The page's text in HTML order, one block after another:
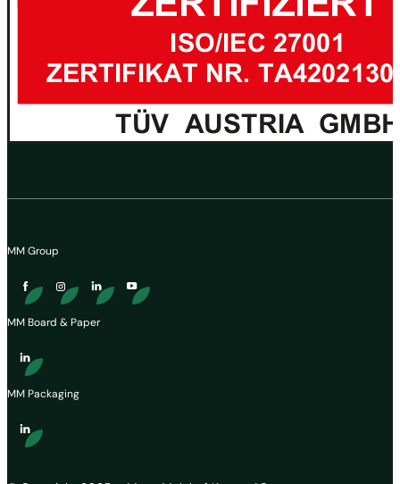
MM Group
MM Board & Paper
MM Packaging